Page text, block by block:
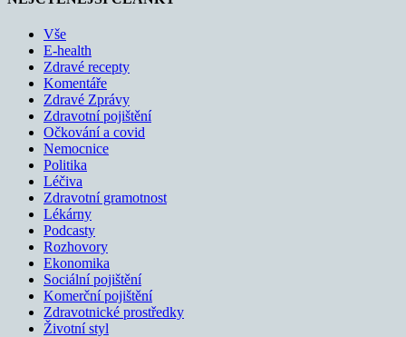
Vše
E-health
Zdravé recepty
Komentáře
Zdravé Zprávy
Zdravotní pojištění
Očkování a covid
Nemocnice
Politika
Léčiva
Zdravotní gramotnost
Lékárny
Podcasty
Rozhovory
Ekonomika
Sociální pojištění
Komerční pojištění
Zdravotnické prostředky
Životní styl